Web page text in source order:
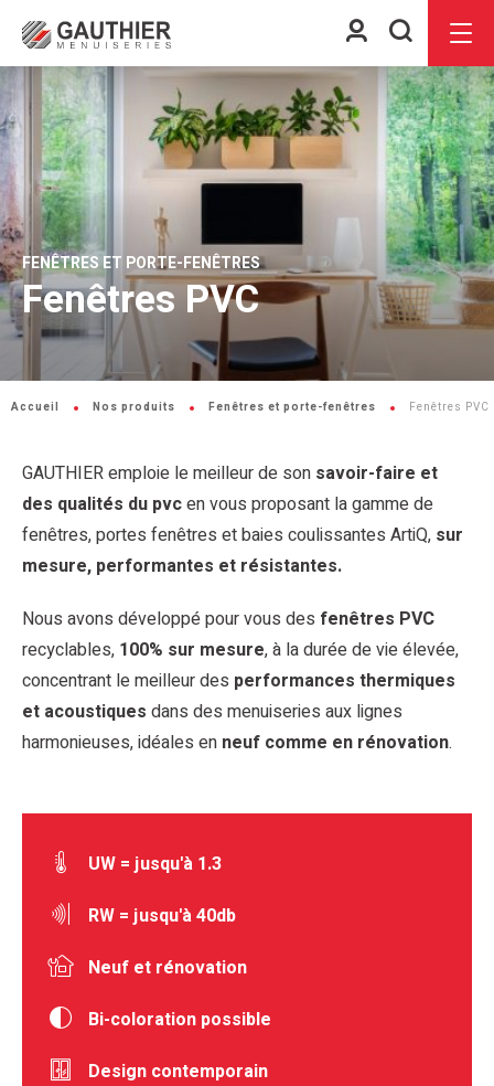
Espace
client
Menu
FENÊTRES ET PORTE-FENÊTRES
Fenêtres PVC
Accueil Nos produits Fenêtres et porte-fenêtres Fenêtres PVC
GAUTHIER emploie le meilleur de son savoir-faire et
des qualités du pvcen vous proposant la gamme de
fenêtres, portes fenêtres et baies coulissantes ArtiQ, sur
mesure, performantes et résistantes.
Nous avons développé pour vous des fenêtres PVC
recyclables, 100% sur mesure, à la durée de vie élevée,
concentrant le meilleur des performances thermiques
et acoustiques dans des menuiseries aux lignes
harmonieuses, idéales en neuf comme en rénovation.
UW = jusqu'à 1.3
RW = jusqu'à 40db
Neuf et rénovation
Bi-coloration possible
Design contemporain